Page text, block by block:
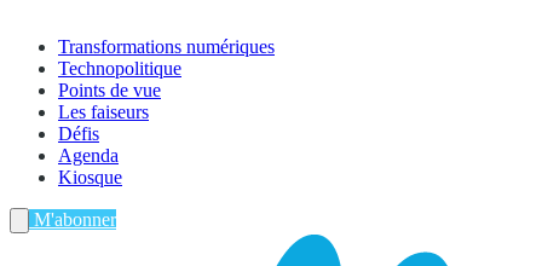
Transformations numériques
Technopolitique
Points de vue
Les faiseurs
Défis
Agenda
Kiosque
M'abonner